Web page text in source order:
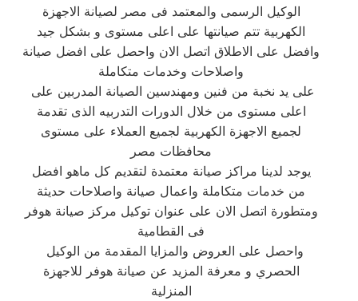
الوكيل الرسمى والمعتمد فى مصر لصيانة الاجهزة
الكهربية تتم صيانتها على اعلى مستوى و بشكل جيد
وافضل على الاطلاق اتصل الان واحصل على افضل صيانة
واصلاحات وخدمات متكاملة
اعلى مستوى من خلال الدورات التدربيه الذى تقدمة
لجميع الاجهزة الكهربية لجميع العملاء على مستوى
محافظات مصر
يوجد لدينا مراكز صيانة معتمدة لتقديم كل ماهو افضل
من خدمات متكاملة واعمال صيانة واصلاحات حديثة
ومتطورة اتصل الان على عنوان توكيل مركز صيانة هوفر
فى القطامية
الحصري و معرفة المزيد عن صيانة هوفر للاجهزة
المنزلية